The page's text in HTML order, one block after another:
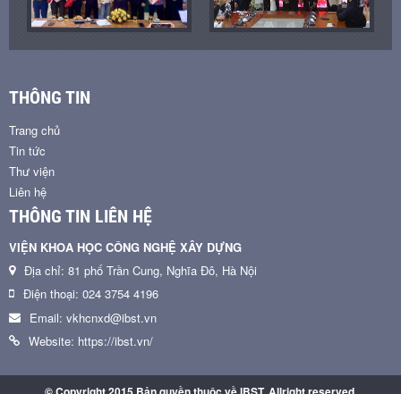
THÔNG TIN
Trang chủ
Tin tức
Thư viện
Liên hệ
THÔNG TIN LIÊN HỆ
VIỆN KHOA HỌC CÔNG NGHỆ XÂY DỰNG
Địa chỉ: 81 phố Trần Cung, Nghĩa Đô, Hà Nội
Điện thoại: 024 3754 4196
Email: vkhcnxd@ibst.vn
Website: https://ibst.vn/